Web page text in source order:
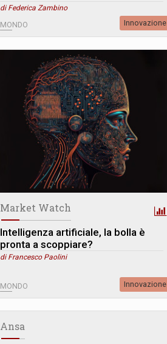
di Federica Zambino
MONDO Innovazione
Market Watch
Intelligenza artificiale, la bolla è
pronta a scoppiare?
di Francesco Paolini
MONDO Innovazione
Ansa